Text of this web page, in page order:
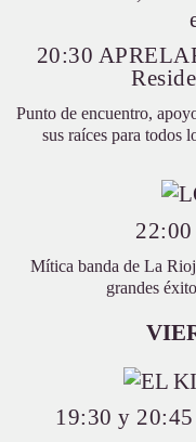
20:30
Punto de encuentro,
sus raíces para todos
Mítica banda de La
grandes
19:30 y